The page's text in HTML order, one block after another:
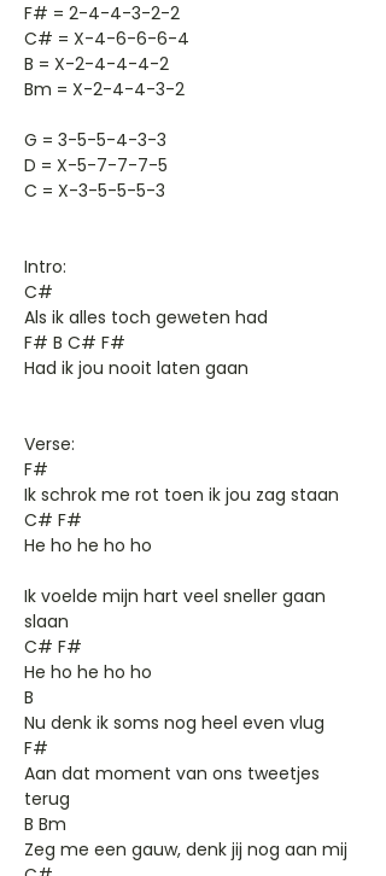
F# = 2-4-4-3-2-2
C# = X-4-6-6-6-4
B = X-2-4-4-4-2
Bm = X-2-4-4-3-2
G = 3-5-5-4-3-3
D = X-5-7-7-7-5
C = X-3-5-5-5-3
Intro:
C#
Als ik alles toch geweten had
F# B C# F#
Had ik jou nooit laten gaan
Verse:
F#
Ik schrok me rot toen ik jou zag staan
C# F#
He ho he ho ho
Ik voelde mijn hart veel sneller gaan
slaan
C# F#
He ho he ho ho
B
Nu denk ik soms nog heel even vlug
F#
Aan dat moment van ons tweetjes
terug
B Bm
Zeg me een gauw, denk jij nog aan mij